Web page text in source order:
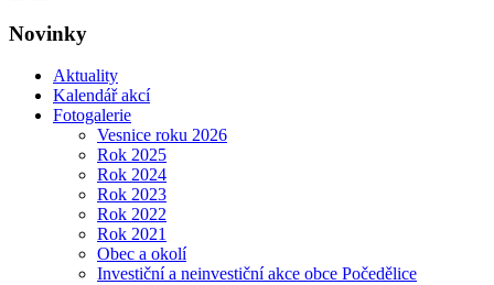
Novinky
Aktuality
Kalendář akcí
Fotogalerie
Vesnice roku 2026
Rok 2025
Rok 2024
Rok 2023
Rok 2022
Rok 2021
Obec a okolí
Investiční a neinvestiční akce obce Počedělice